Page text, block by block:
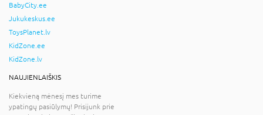
BabyCity.ee
Jukukeskus.ee
ToysPlanet.lv
KidZone.ee
KidZone.lv
NAUJIENLAIŠKIS
Kiekvieną mėnesį mes turime
ypatingų pasiūlymų! Prisijunk prie